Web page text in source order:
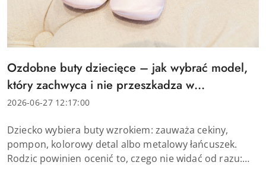
Tytuł
artykułu:
Ozdobne buty dziecięce – jak wybrać model,
który zachwyca i nie przeszkadza w
chodzeniu?
Data
2026-06-27 12:17:00
Treść
artykułu:
Dziecko wybiera buty wzrokiem: zauważa cekiny,
pompon, kolorowy detal albo metalowy łańcuszek.
Rodzic powinien ocenić to, czego nie widać od razu: